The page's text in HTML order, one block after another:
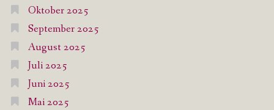
Oktober 2025
September 2025
August 2025
Juli 2025
Juni 2025
Mai 2025